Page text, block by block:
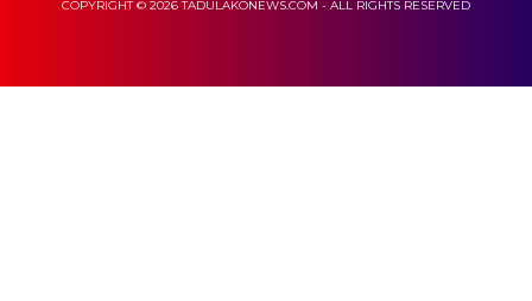
COPYRIGHT © 2026 TADULAKONEWS.COM - ALL RIGHTS RESERVED